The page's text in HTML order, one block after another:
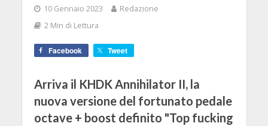
10 Gennaio 2023
Redazione
2 Min di Lettura
Facebook Tweet
Arriva il KHDK Annihilator II, la
nuova versione del fortunato pedale
octave + boost definito "Top fucking